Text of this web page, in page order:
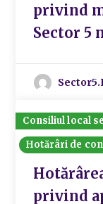
privind
Sector 5
Consiliul local
Hotărâri de
privind